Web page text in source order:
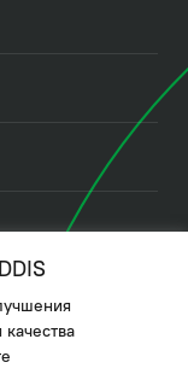
cookies